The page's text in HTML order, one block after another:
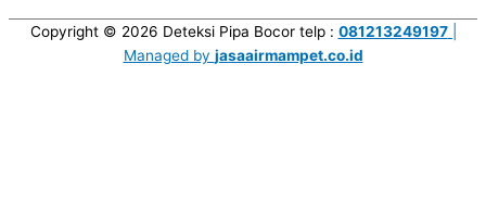
Copyright © 2026 Deteksi Pipa Bocortelp : 081213249197|
Managed by jasaairmampet.co.id